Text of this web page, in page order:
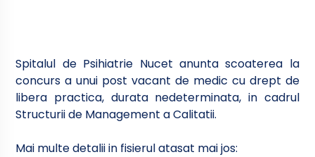
Spitalul de Psihiatrie Nucet anunta scoaterea la
concurs a unui post vacant de medic cu drept de
libera practica, durata nedeterminata, in cadrul
Structurii de Management a Calitatii.
Mai multe detalii in fisierul atasat mai jos: